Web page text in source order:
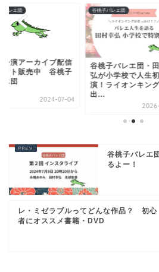
バレエ団
公演アーカイブ配信
ット販売中 谷桃子
エ団
2024-07-04
谷桃子バレエ団
谷桃子バレエ団・
弘が小学校で人生
演！ライオンキン
出...
谷桃子バレエ
るよー！
レ・ミゼラブルってどんな作品？ 初心
者にオススメ書籍・DVD